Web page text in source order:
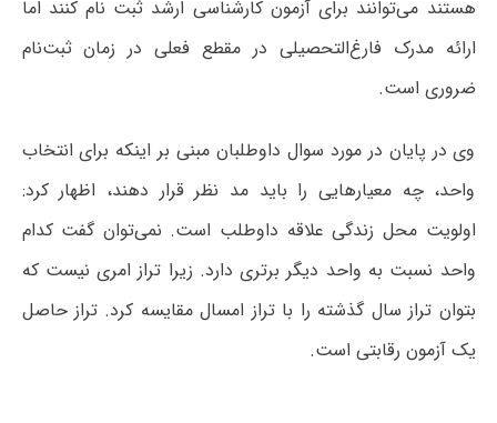
هستند می‌توانند برای آزمون کارشناسی ارشد ثبت نام کنند اما
ارائه مدرک فارغ‌التحصیلی در مقطع فعلی در زمان ثبت‌نام
ضروری است.
وی در پایان در مورد سوال داوطلبان مبنی بر اینکه برای انتخاب
واحد، چه معیارهایی را باید مد نظر قرار دهند، اظهار کرد:
اولویت محل زندگی علاقه داوطلب است. نمی‌توان گفت کدام
واحد نسبت به واحد دیگر برتری دارد. زیرا تراز امری نیست که
بتوان تراز سال گذشته را با تراز امسال مقایسه کرد. تراز حاصل
یک آزمون رقابتی است.